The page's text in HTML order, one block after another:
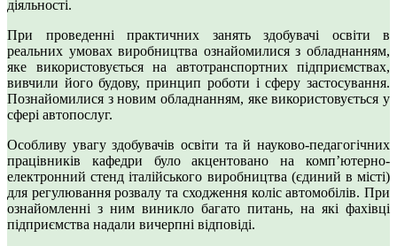
діяльності.
При проведенні практичних занять здобувачі освіти в
реальних умовах виробництва ознайомилися з обладнанням,
яке використовується на автотранспортних підприємствах,
вивчили його будову, принцип роботи і сферу застосування.
Познайомилися з новим обладнанням, яке використовується у
сфері автопослуг.
Особливу увагу здобувачів освіти та й науково-педагогічних
працівників кафедри було акцентовано на комп’ютерно-
електронний стенд італійського виробництва (єдиний в місті)
для регулювання розвалу та сходження коліс автомобілів. При
ознайомленні з ним виникло багато питань, на які фахівці
підприємства надали вичерпні відповіді.